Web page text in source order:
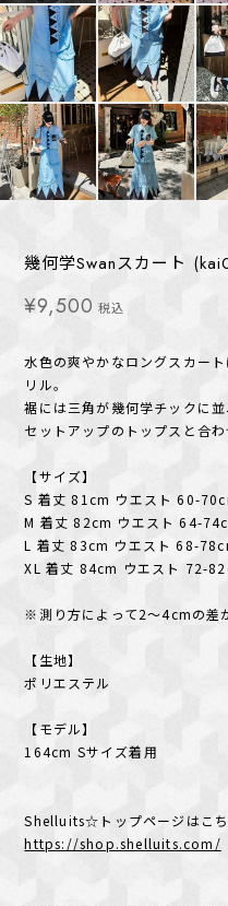
幾何学Swanスカート
¥9,500 税込
水色の爽やかなロングスカー
リル。
裾には三角が幾何学チックに並
セットアップのトップスと合
【サイズ】
S 着丈 81cm ウエスト 60-
M 着丈 82cm ウエスト 64-
L 着丈 83cm ウエスト 68-
XL 着丈 84cm ウエスト 72-
※測り方によって2〜4cmの差
【生地】
ポリエステル
【モデル】
164cm Sサイズ着用
Shelluits☆トップページはこち
https://shop.shelluits.com/